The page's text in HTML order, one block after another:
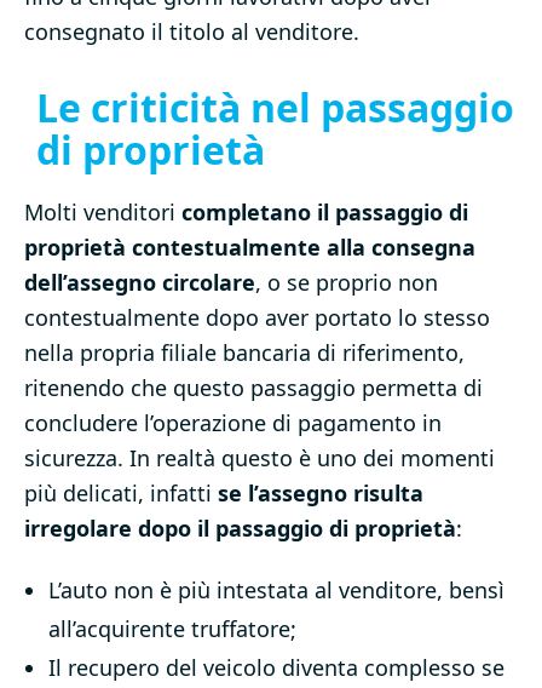
consegnato il titolo al venditore.
Le criticità nel passaggio
di proprietà
Molti venditori completano il passaggio di
proprietà contestualmente alla consegna
dell’assegno circolare, o se proprio non
contestualmente dopo aver portato lo stesso
nella propria filiale bancaria di riferimento,
ritenendo che questo passaggio permetta di
concludere l’operazione di pagamento in
sicurezza. In realtà questo è uno dei momenti
più delicati, infatti se l’assegno risulta
irregolare dopo il passaggio di proprietà:
L’auto non è più intestata al venditore, bensì
all’acquirente truffatore;
Il recupero del veicolo diventa complesso se